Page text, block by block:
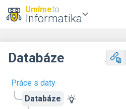
Umímeto
Informatika
Práce s daty
Databáze
Databáze